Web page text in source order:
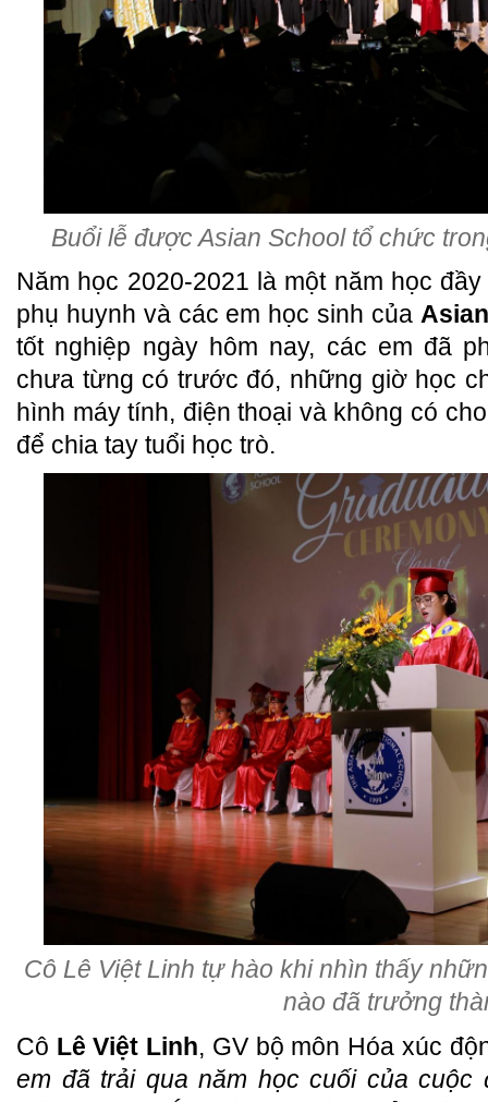
Buổi lễ được Asian School tổ chức
Năm học 2020-2021 là một năm học
phụ huynh và các em học sinh của
tốt nghiệp ngày hôm nay, các em đã
chưa từng có trước đó, những giờ học
hình máy tính, điện thoại và không có
để chia tay tuổi học trò.
Cô Lê Việt Linh tự hào khi nhìn thấy
nào đã trưởng
Cô Lê Việt Linh, GV bộ môn Hóa xúc
em đã trải qua năm học cuối của cuộc